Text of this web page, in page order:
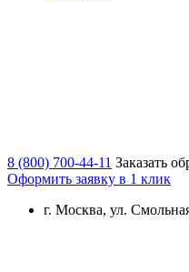
8 (800) 700-44-11 Заказать
Оформить заявку в 1 клик
г. Москва, ул.